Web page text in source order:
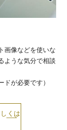
画像などを使いな
ような気分で相談
ドが必要です）
くは